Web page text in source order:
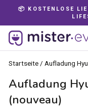
Inhalt
📦 KOSTENLOSE
Startseite / Aufladung
Aufladung
(nouveau)